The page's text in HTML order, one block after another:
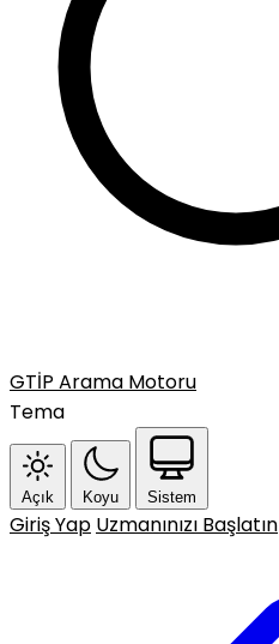
GTİP Arama Motoru
Tema
Açık Koyu Sistem
Giriş Yap Uzmanınızı Başlatın